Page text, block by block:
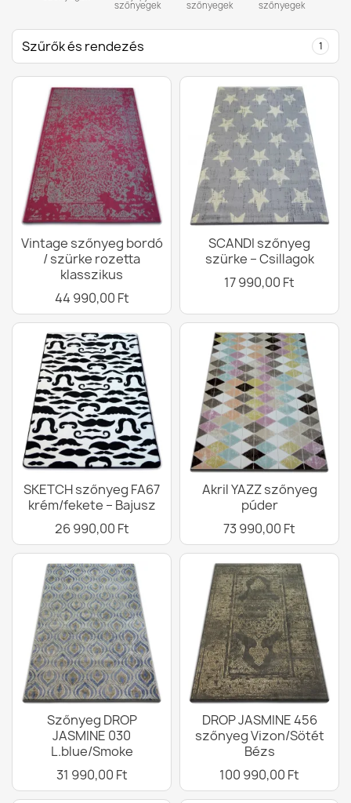
szőnyegek
szőnyegek
szőnyegek
Szűrők és rendezés 1
Vintage szőnyeg bordó
/ szürke rozetta
klasszikus
44 990,00 Ft
SCANDI szőnyeg
szürke – Csillagok
17 990,00 Ft
SKETCH szőnyeg FA67
krém/fekete – Bajusz
26 990,00 Ft
Akril YAZZ szőnyeg
púder
73 990,00 Ft
Szőnyeg DROP
JASMINE 030
L.blue/Smoke
31 990,00 Ft
DROP JASMINE 456
szőnyeg Vizon/Sötét
Bézs
100 990,00 Ft